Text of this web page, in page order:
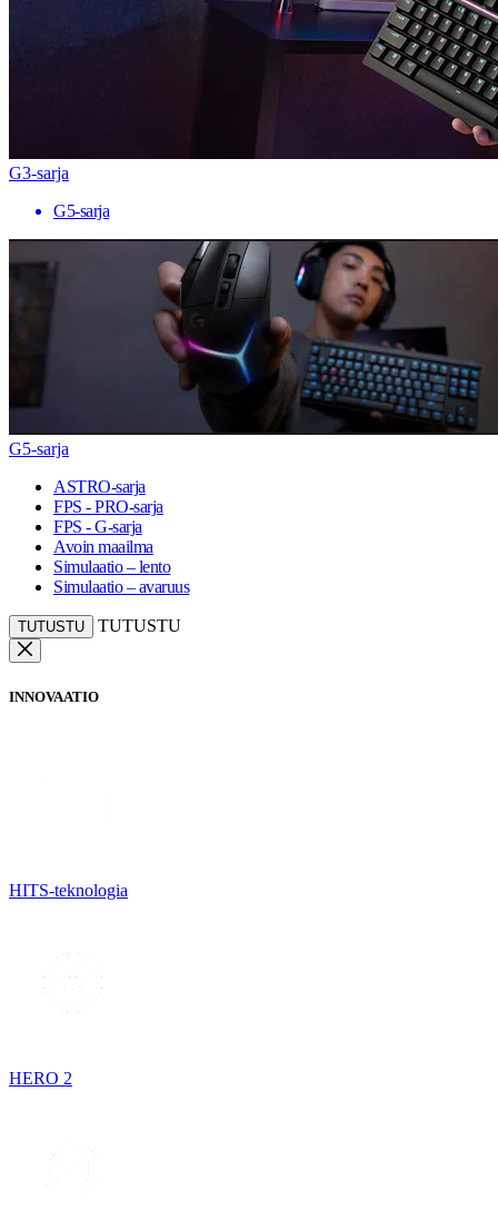
G3-sarja
G5-sarja
G5-sarja
ASTRO-sarja
FPS - PRO-sarja
FPS - G-sarja
Avoin maailma
Simulaatio – lento
Simulaatio – avaruus
TUTUSTU TUTUSTU
INNOVAATIO
HITS-teknologia
HERO 2